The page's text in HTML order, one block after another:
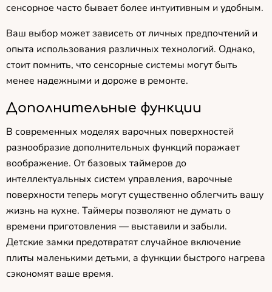
сенсорное часто бывает более интуитивным и удобным.
Ваш выбор может зависеть от личных предпочтений и
опыта использования различных технологий. Однако,
стоит помнить, что сенсорные системы могут быть
менее надежными и дороже в ремонте.
Дополнительные функции
В современных моделях варочных поверхностей
разнообразие дополнительных функций поражает
воображение. От базовых таймеров до
интеллектуальных систем управления, варочные
поверхности теперь могут существенно облегчить вашу
жизнь на кухне. Таймеры позволяют не думать о
времени приготовления — выставили и забыли.
Детские замки предотвратят случайное включение
плиты маленькими детьми, а функции быстрого нагрева
сэкономят ваше время.